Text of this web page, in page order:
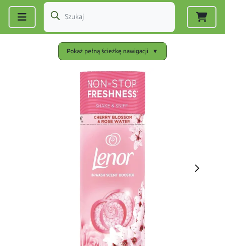
Pokaż pełną ścieżkę nawigacji ▼